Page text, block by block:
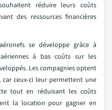
réduire leurs coûts
des ressources financières
se développe grâce à
à bas coûts sur les
Les compagnies optent
ceux-ci leur permettent une
tout en réduisant les coûts
la location pour gagner en